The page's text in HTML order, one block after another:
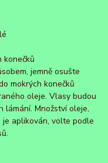
konečků
jemně osušte
mokrých konečků
oleje. Vlasy budou
lámání. Množství oleje,
aplikován, volte podle